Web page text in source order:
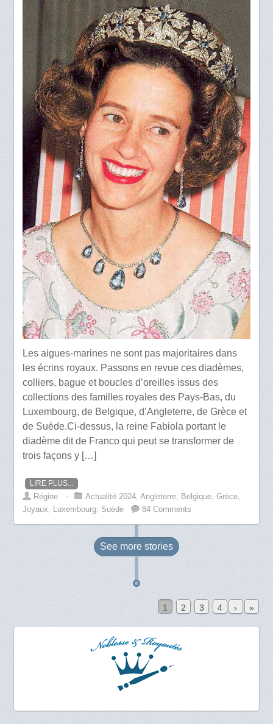
Les aigues-marines ne sont pas majoritaires dans
les écrins royaux. Passons en revue ces diadèmes,
colliers, bague et boucles d’oreilles issus des
collections des familles royales des Pays-Bas, du
Luxembourg, de Belgique, d’Angleterre, de Grèce et
de Suède.Ci-dessus, la reine Fabiola portant le
diadème dit de Franco qui peut se transformer de
trois façons y […]
LIRE PLUS...
Régine ⋅ Actualité 2024 ,Angleterre Belgique ,Grèce
Joyaux
Luxembourg Suède 84 Comments
See more stories
1 2 3 4 › »